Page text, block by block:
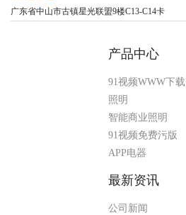
广东省中山市古镇星光联盟9楼C13-C14卡
产品中心
91视频WWW下载
照明
智能商业照明
91视频免费污版
APP电器
最新资讯
公司新闻